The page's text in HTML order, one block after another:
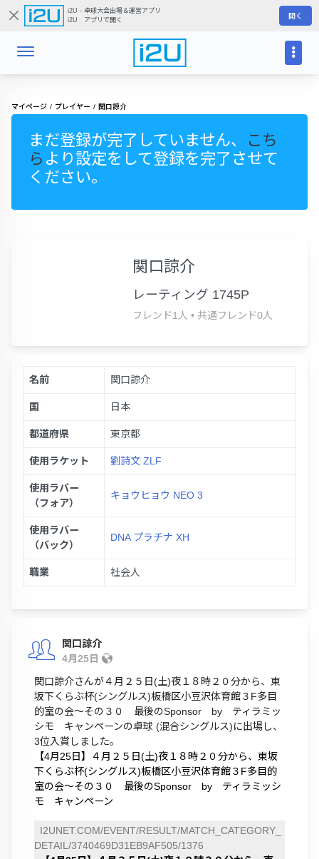
i2U - 卓球大会出場＆運営アプリ
i2U アプリで開く
開く
マイページ プレイヤー 関口諒介
まだ登録が完了していません、
こち
ら より設定をして登録を完了させて
ください。
関口諒介
レーティング 1745P
フレンド1人 • 共通フレンド0人
名前 関口諒介
国 日本
都道府県 東京都
使用ラケット 劉詩文 ZLF
使用ラバー
（フォア）
キョウヒョウ NEO 3
使用ラバー
（バック）
DNA プラチナ XH
職業 社会人
関口諒介
4月25日
関口諒介さんが４月２５日(土)夜１８時２０分から、東
坂下くらぶ杯(シングルス)板橋区小豆沢体育館３F多目
的室の会～その３０ 最後のSponsor by ティラミッ
シモ キャンペーンの卓球 (混合シングルス)に出場し、
3位入賞しました。
【4月25日】４月２５日(土)夜１８時２０分から、東坂
下くらぶ杯(シングルス)板橋区小豆沢体育館３F多目的
室の会～その３０ 最後のSponsor by ティラミッシ
モ キャンペーン
I2UNET.COM/EVENT/RESULT/MATCH_CATEGORY_
DETAIL/3740469D31EB9AF505/1376